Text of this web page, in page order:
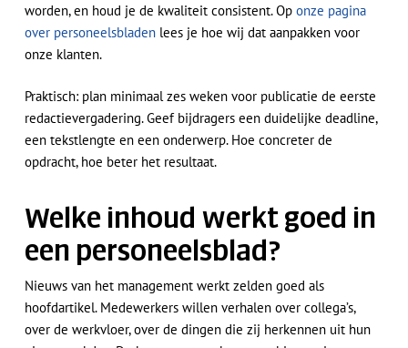
worden, en houd je de kwaliteit consistent. Op onze pagina
over personeelsbladenlees je hoe wij dat aanpakken voor
onze klanten.
Praktisch: plan minimaal zes weken voor publicatie de eerste
redactievergadering. Geef bijdragers een duidelijke deadline,
een tekstlengte en een onderwerp. Hoe concreter de
opdracht, hoe beter het resultaat.
Welke inhoud werkt goed in
een personeelsblad?
Nieuws van het management werkt zelden goed als
hoofdartikel. Medewerkers willen verhalen over collega’s,
over de werkvloer, over de dingen die zij herkennen uit hun